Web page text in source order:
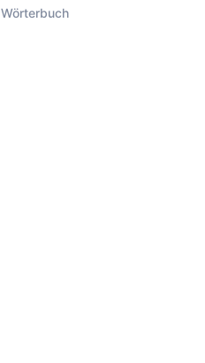
Wörterbuch